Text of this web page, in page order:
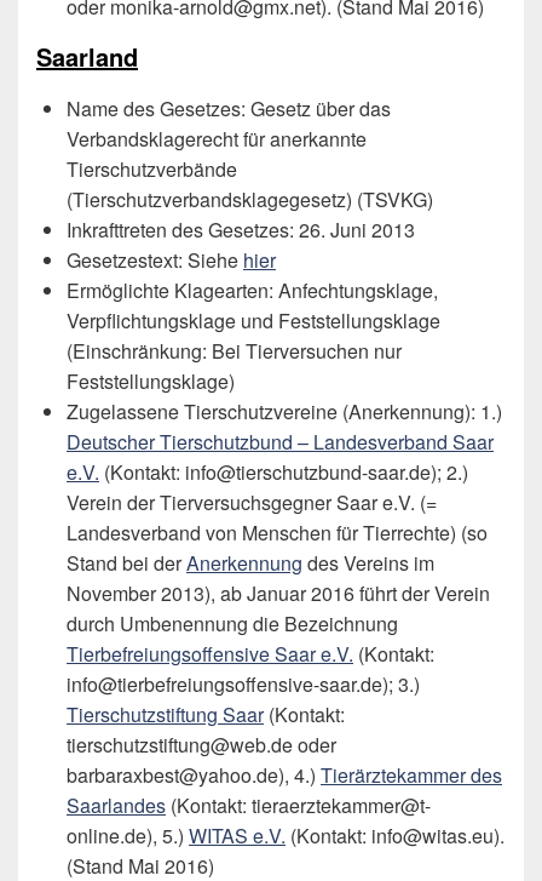
oder monika-arnold@gmx.net). (Stand Mai 2016)
Saarland
Name des Gesetzes: Gesetz über das
Verbandsklagerecht für anerkannte
Tierschutzverbände
(Tierschutzverbandsklagegesetz) (TSVKG)
Inkrafttreten des Gesetzes: 26. Juni 2013
Gesetzestext: Siehe hier
Ermöglichte Klagearten: Anfechtungsklage,
Verpflichtungsklage und Feststellungsklage
(Einschränkung: Bei Tierversuchen nur
Feststellungsklage)
Zugelassene Tierschutzvereine (Anerkennung): 1.)
Deutscher Tierschutzbund – Landesverband Saar
e.V. (Kontakt: info@tierschutzbund-saar.de); 2.)
Verein der Tierversuchsgegner Saar e.V. (=
Landesverband von Menschen für Tierrechte) (so
Stand bei derAnerkennung des Vereins im
November 2013), ab Januar 2016 führt der Verein
durch Umbenennung die Bezeichnung
Tierbefreiungsoffensive Saar e.V. (Kontakt:
info@tierbefreiungsoffensive-saar.de); 3.)
Tierschutzstiftung Saar(Kontakt:
tierschutzstiftung@web.de oder
barbaraxbest@yahoo.de), 4.) Tierärztekammer des
Saarlandes (Kontakt: tieraerztekammer@t-
online.de), 5.) WITAS e.V. (Kontakt: info@witas.eu).
(Stand Mai 2016)